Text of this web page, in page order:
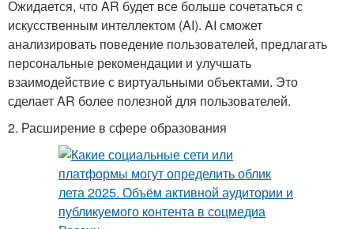
Ожидается, что AR будет все больше сочетаться с
искусственным интеллектом (AI). AI сможет
анализировать поведение пользователей, предлагать
персональные рекомендации и улучшать
взаимодействие с виртуальными объектами. Это
сделает AR более полезной для пользователей.
2. Расширение в сфере образования